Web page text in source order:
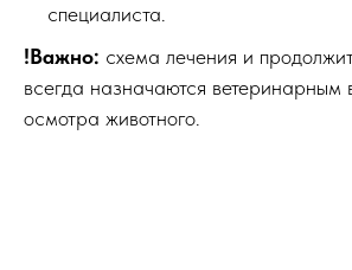
специалиста.
!Важно: схема лечения и
всегда назначаются ветеринарным
осмотра животного.